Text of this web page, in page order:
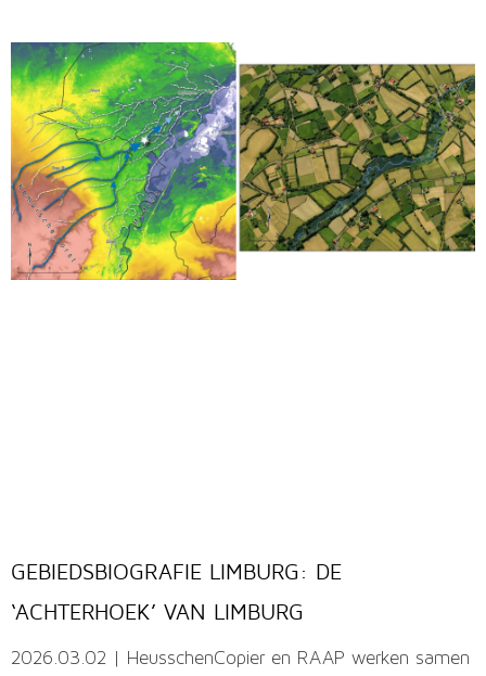
GEBIEDSBIOGRAFIE LIMBURG: DE
‘ACHTERHOEK’ VAN LIMBURG
2026.03.02 | HeusschenCopier en RAAP werken samen